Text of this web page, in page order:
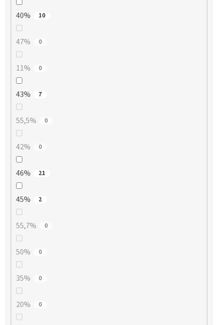
40% 10
47% 0
11% 0
43% 7
55,5% 0
42% 0
46% 21
45% 2
55,7% 0
50% 0
35% 0
20% 0